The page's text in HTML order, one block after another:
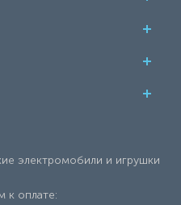
электромобили и игрушки
к оплате: